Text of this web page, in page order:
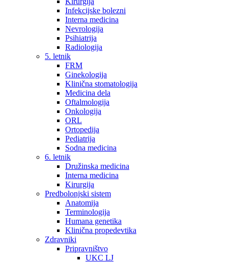
Infekcijske bolezni
Interna medicina
Nevrologija
Psihiatrija
Radiologija
5. letnik
FRM
Ginekologija
Klinična stomatologija
Medicina dela
Oftalmologija
Onkologija
ORL
Ortopedija
Pediatrija
Sodna medicina
6. letnik
Družinska medicina
Interna medicina
Kirurgija
Predbolonjski sistem
Anatomija
Terminologija
Humana genetika
Klinična propedevtika
Zdravniki
Pripravništvo
UKC LJ